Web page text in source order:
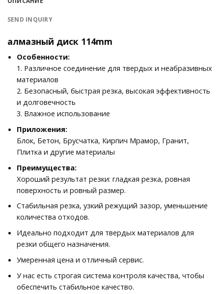
SEND INQUIRY
алмазный диск 114mm
Особенности:
1. Различное соединение для твердых и неабразивных
материалов
2. Безопасный, быстрая резка, высокая эффективность
и долговечность
3. Влажное использование
Приложения:
Блок, Бетон, Брусчатка, Кирпич Мрамор, Гранит,
Плитка и другие материалы
Преимущества:
Хороший результат резки: гладкая резка, ровная
поверхность и ровный размер.
Стабильная резка, узкий режущий зазор, уменьшение
количества отходов.
Идеально подходит для твердых материалов для
резки общего назначения.
Умеренная цена и отличный сервис.
У нас есть строгая система контроля качества, чтобы
обеспечить стабильное качество.